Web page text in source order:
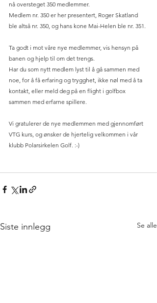
nå oversteget 350 medlemmer.
Medlem nr. 350 er her presentert, Roger Skatland
ble altså nr. 350, og hans kone Mai-Helen ble nr. 351.
Ta godt i mot våre nye medlemmer, vis hensyn på
banen og hjelp til om det trengs.
Har du som nytt medlem lyst til å gå sammen med
noe, for å få erfaring og trygghet, ikke nøl med å ta
kontakt, eller meld deg på en flight i golfbox
sammen med erfarne spillere.
Vi gratulerer de nye medlemmen med gjennomført
VTG kurs, og ønsker de hjertelig velkommen i vår
klubb Polarsirkelen Golf. :-)
Siste innlegg Se alle